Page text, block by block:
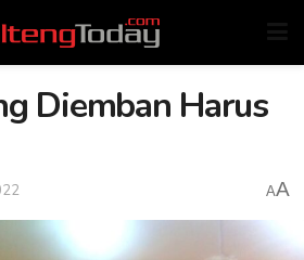
Diemban Harus
AA